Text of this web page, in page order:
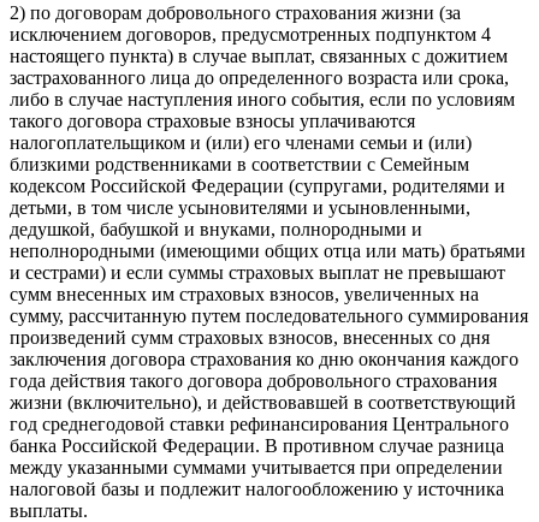
2) по договорам добровольного страхования жизни (за
исключением договоров, предусмотренных подпунктом 4
настоящего пункта) в случае выплат, связанных с дожитием
застрахованного лица до определенного возраста или срока,
либо в случае наступления иного события, если по условиям
такого договора страховые взносы уплачиваются
налогоплательщиком и (или) его членами семьи и (или)
близкими родственниками в соответствии с Семейным
кодексом Российской Федерации (супругами, родителями и
детьми, в том числе усыновителями и усыновленными,
дедушкой, бабушкой и внуками, полнородными и
неполнородными (имеющими общих отца или мать) братьями
и сестрами) и если суммы страховых выплат не превышают
сумм внесенных им страховых взносов, увеличенных на
сумму, рассчитанную путем последовательного суммирования
произведений сумм страховых взносов, внесенных со дня
заключения договора страхования ко дню окончания каждого
года действия такого договора добровольного страхования
жизни (включительно), и действовавшей в соответствующий
год среднегодовой ставки рефинансирования Центрального
банка Российской Федерации. В противном случае разница
между указанными суммами учитывается при определении
налоговой базы и подлежит налогообложению у источника
выплаты.